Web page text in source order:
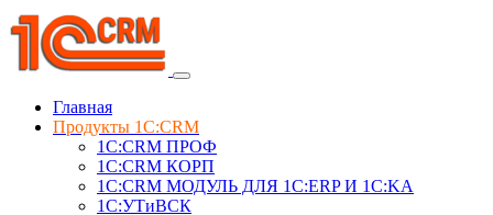
Главная
Продукты 1C:CRM
1С:CRM ПРОФ
1С:CRM КОРП
1С:CRM МОДУЛЬ ДЛЯ 1C:ERP И 1C:KA
1C:УТиВСК